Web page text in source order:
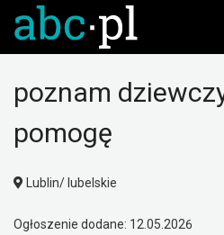
poznam
pomogę
Lublin/ lubelskie
Ogłoszenie dodane: 12.05.2026